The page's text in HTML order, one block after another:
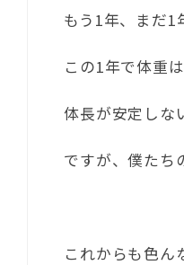
もう1年、まだ1
この1年で体重
体長が安定しな
ですが、僕たち
これからも色ん